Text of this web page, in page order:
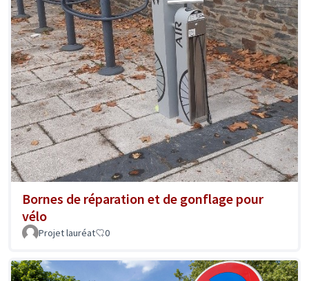
Bornes de réparation et de gonflage pour
vélo
Projet lauréat 0